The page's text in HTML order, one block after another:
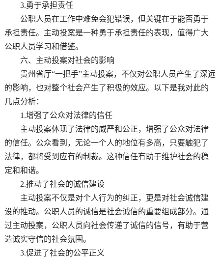
3.勇于承担责任
公职人员在工作中难免会犯错误，但关键在于能否勇于
承担责任。主动投案是一种勇于承担责任的表现，值得广大
公职人员学习和借鉴。
六、主动投案对社会的影响
贵州省厅“一把手”主动投案，不仅对公职人员产生了深远
的影响，也对整个社会产生了积极的效应。以下是我对此的
几点分析：
1.增强了公众对法律的信任
主动投案体现了法律的威严和公正，增强了公众对法律
的信任。公众看到，无论一个人的地位有多高，只要触犯了
法律，都将受到应有的制裁。这种信任有助于维护社会的稳
定和和谐。
2.推动了社会的诚信建设
主动投案不仅是对个人行为的纠正，更是对社会诚信建
设的推动。公职人员的诚信是社会诚信的重要组成部分。通
过主动投案，公职人员向社会传递了诚信的信号，有助于营
造诚实守信的社会氛围。
3.促进了社会的公平正义